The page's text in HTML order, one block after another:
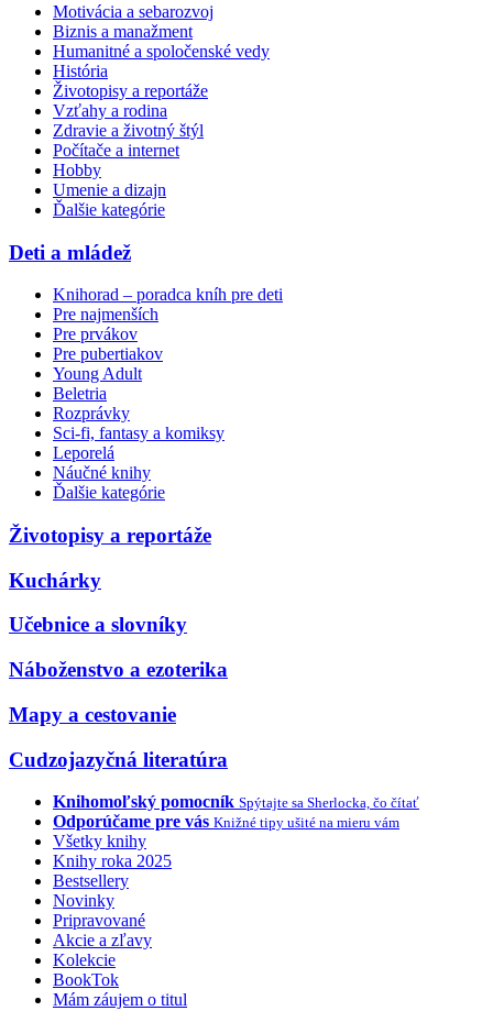
Motivácia a sebarozvoj
Biznis a manažment
Humanitné a spoločenské vedy
História
Životopisy a reportáže
Vzťahy a rodina
Zdravie a životný štýl
Počítače a internet
Hobby
Umenie a dizajn
Ďalšie kategórie
Deti a mládež
Knihorad – poradca kníh pre deti
Pre najmenších
Pre prvákov
Pre pubertiakov
Young Adult
Beletria
Rozprávky
Sci-fi, fantasy a komiksy
Leporelá
Náučné knihy
Ďalšie kategórie
Životopisy a reportáže
Kuchárky
Učebnice a slovníky
Náboženstvo a ezoterika
Mapy a cestovanie
Cudzojazyčná literatúra
Knihomoľský pomocník Spýtajte sa Sherlocka, čo čítať
Odporúčame pre vás Knižné tipy ušité na mieru vám
Všetky knihy
Knihy roka 2025
Bestsellery
Novinky
Pripravované
Akcie a zľavy
Kolekcie
BookTok
Mám záujem o titul